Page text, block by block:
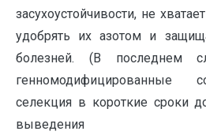
засухоустойчивости, не
удобрять их азотом и
болезней. (В последнем
генномодифицированные
селекция в короткие сроки
выведения